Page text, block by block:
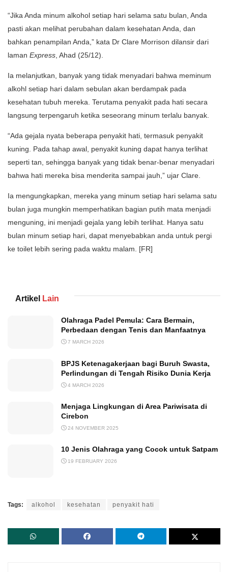
“Jika Anda minum alkohol setiap hari selama satu bulan, Anda
pasti akan melihat perubahan dalam kesehatan Anda, dan
bahkan penampilan Anda,” kata Dr Clare Morrison dilansir dari
laman Express, Ahad (25/12).
Ia melanjutkan, banyak yang tidak menyadari bahwa meminum
alkohl setiap hari dalam sebulan akan berdampak pada
kesehatan tubuh mereka. Terutama penyakit pada hati secara
langsung terpengaruh ketika seseorang minum terlalu banyak.
“Ada gejala nyata beberapa penyakit hati, termasuk penyakit
kuning. Pada tahap awal, penyakit kuning dapat hanya terlihat
seperti tan, sehingga banyak yang tidak benar-benar menyadari
bahwa hati mereka bisa menderita sampai jauh,” ujar Clare.
Ia mengungkapkan, mereka yang minum setiap hari selama satu
bulan juga mungkin memperhatikan bagian putih mata menjadi
menguning, ini menjadi gejala yang lebih terlihat. Hanya satu
bulan minum setiap hari, dapat menyebabkan anda untuk pergi
ke toilet lebih sering pada waktu malam. [FR]
Artikel Lain
Olahraga Padel Pemula: Cara Bermain,
Perbedaan dengan Tenis dan Manfaatnya
7 MARCH 2026
BPJS Ketenagakerjaan bagi Buruh Swasta,
Perlindungan di Tengah Risiko Dunia Kerja
4 MARCH 2026
Menjaga Lingkungan di Area Pariwisata di
Cirebon
24 NOVEMBER 2025
10 Jenis Olahraga yang Cocok untuk Satpam
19 FEBRUARY 2026
Tags: alkohol kesehatan penyakit hati